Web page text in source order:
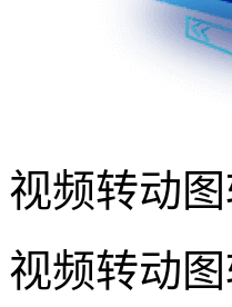
视频转动
视频转动